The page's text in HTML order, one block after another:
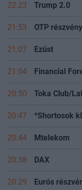
22:23 Trump 2.0
21:53 OTP
21:07 Ezüst
21:04 Financial
20:50
20:47 *Shortosok
20:44 Mtelekom
20:38 DAX
20:29 Eurós